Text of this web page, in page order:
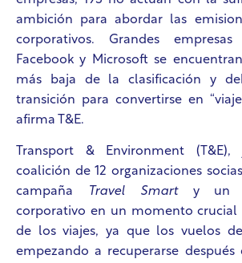
ambición para abordar las
corporativos. Grandes
Facebook y Microsoft se
más baja de la clasificación y
transición para convertirse en
afirma T&E.
Transport & Environment
coalición de 12 organizaciones
campaña
Travel Smarty un
corporativo en un momento crucial
de los viajes, ya que los vuelos
empezando a recuperarse